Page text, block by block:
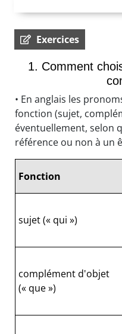
Exercices
1. Comment
• En anglais les
fonction (sujet,
éventuellement, selon
référence ou non à un
Fonction
sujet (« qui »)
complément d'objet
(« que »)